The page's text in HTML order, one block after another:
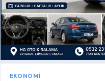
EKONOMI